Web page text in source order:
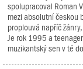
spolupracoval Roman
mezi absolutní českou
proplouvá napříč
Je rok 1995 a
muzikantský sen v té